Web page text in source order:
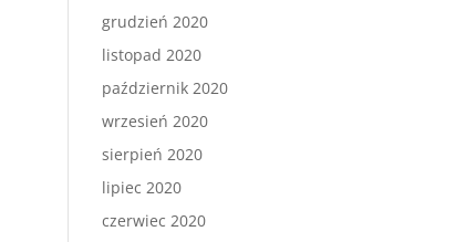
grudzień 2020
listopad 2020
październik 2020
wrzesień 2020
sierpień 2020
lipiec 2020
czerwiec 2020